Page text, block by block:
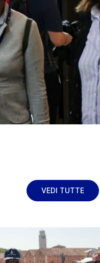
VEDI TUTTE